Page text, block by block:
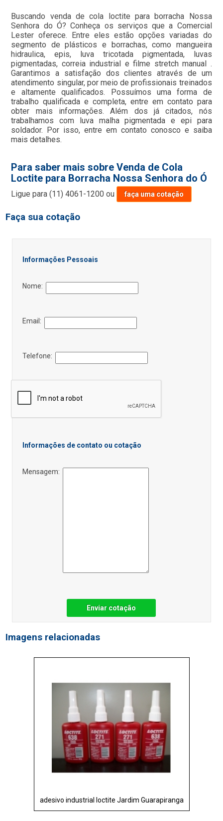
Buscando venda de cola loctite para borracha Nossa
Senhora do Ó? Conheça os serviços que a Comercial
Lester oferece. Entre eles estão opções variadas do
segmento de plásticos e borrachas, como mangueira
hidraulica, epis, luva tricotada pigmentada, luvas
pigmentadas, correia industrial e filme stretch manual .
Garantimos a satisfação dos clientes através de um
atendimento singular, por meio de profissionais treinados
e altamente qualificados. Possuímos uma forma de
trabalho qualificada e completa, entre em contato para
obter mais informações. Além dos já citados, nós
trabalhamos com luva malha pigmentada e epi para
soldador. Por isso, entre em contato conosco e saiba
mais detalhes.
Para saber mais sobre Venda de Cola
Loctite para Borracha Nossa Senhora do Ó
Ligue para(11) 4061-1200 ou faça uma cotação
Faça sua cotação
Informações Pessoais
Nome:
Email:
Telefone:
Informações de contato ou cotação
Mensagem:
Enviar cotação
Imagens relacionadas
adesivo industrial loctite Jardim Guarapiranga